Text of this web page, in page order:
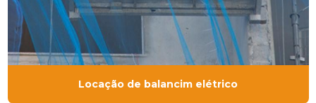
Locação de balancim elétrico